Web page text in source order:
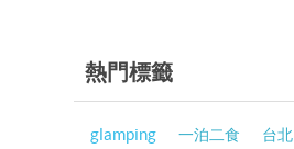
熱門標籤
glamping 一泊二食 台北